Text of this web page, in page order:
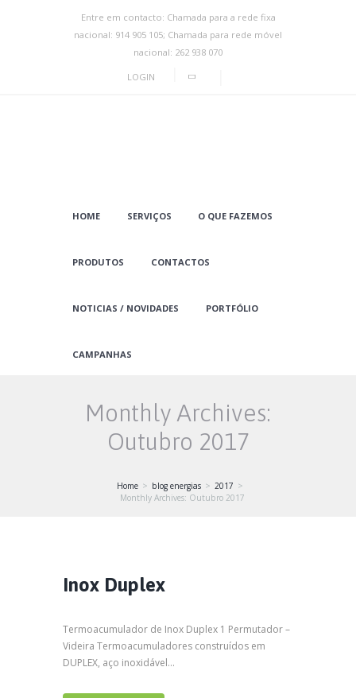
Entre em contacto: Chamada para a rede fixa
nacional: 914 905 105; Chamada para rede móvel
nacional: 262 938 070
LOGIN
HOME SERVIÇOS O QUE FAZEMOS
PRODUTOS CONTACTOS
NOTICIAS / NOVIDADES PORTFÓLIO
CAMPANHAS
Monthly Archives:
Outubro 2017
Home blog energias
2017
Monthly Archives: Outubro 2017
Inox Duplex
Termoacumulador de Inox Duplex 1 Permutador –
Videira Termoacumuladores construí­dos em
DUPLEX, aço inoxidável...